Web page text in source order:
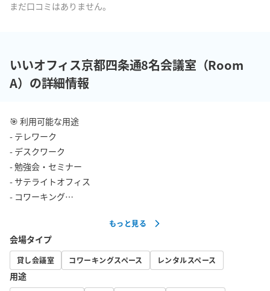
まだ口コミはありません。
いいオフィス京都四条通8名会議室（Room
A）の詳細情報
🎯 利用可能な用途
- テレワーク
- デスクワーク
- 勉強会・セミナー
- サテライトオフィス
- コワーキング
🔧 設備
- 快適な作業環境をサポートする基本設備を完備
もっと見る
会場タイプ
貸し会議室 コワーキングスペース レンタルスペース
用途